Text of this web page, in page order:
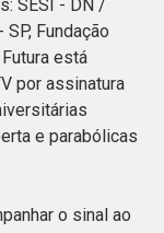
SESI - DN /
Fundação
está
por assinatura
e parabólicas
o sinal ao